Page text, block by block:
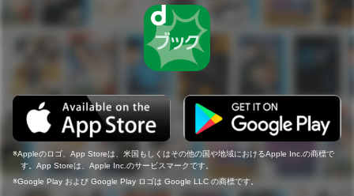
Appleのロゴ、App Storeは、米国もしくはその他の国や地域におけるApple Inc.の商標で
す。App Storeは、Apple Inc.のサービスマークです。
Google Play および Google Play ロゴは Google LLC の商標です。